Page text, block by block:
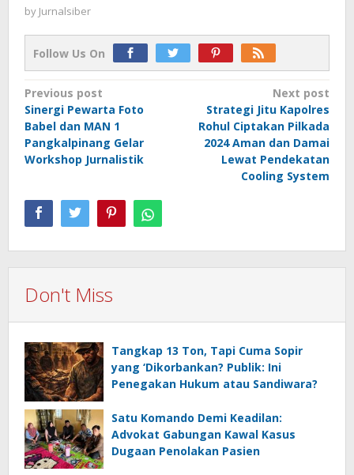
by Jurnalsiber
Follow Us On
Post
navigation
Previous post
Sinergi Pewarta Foto
Babel dan MAN 1
Pangkalpinang Gelar
Workshop Jurnalistik
Next post
Strategi Jitu Kapolres
Rohul Ciptakan Pilkada
2024 Aman dan Damai
Lewat Pendekatan
Cooling System
Don't Miss
Tangkap 13 Ton, Tapi Cuma Sopir
yang ‘Dikorbankan? Publik: Ini
Penegakan Hukum atau Sandiwara?
Satu Komando Demi Keadilan:
Advokat Gabungan Kawal Kasus
Dugaan Penolakan Pasien